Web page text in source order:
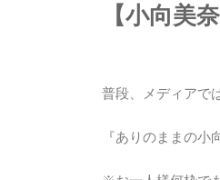
【小向美
普段、メディアで
『ありのままの小